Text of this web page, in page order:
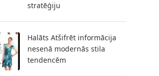
stratēģiju
Halāts Atšifrēt informācija
nesenā modernās stila
tendencēm